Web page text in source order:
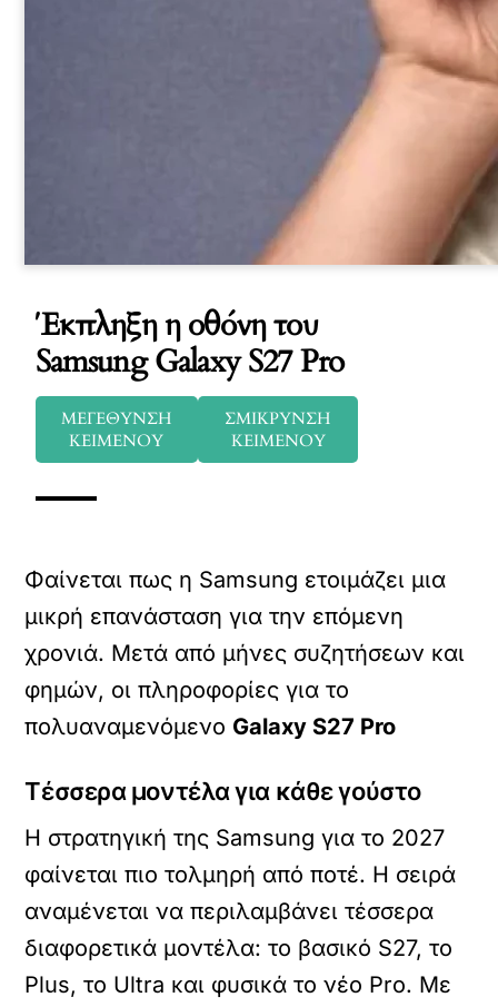
Έκπληξη η οθόνη του
Samsung Galaxy S27 Pro
ΜΕΓΕΘΥΝΣΗ
ΚΕΙΜΕΝΟΥ
ΣΜΙΚΡΥΝΣΗ
ΚΕΙΜΕΝΟΥ
Φαίνεται πως η Samsung ετοιμάζει μια
μικρή επανάσταση για την επόμενη
χρονιά. Μετά από μήνες συζητήσεων και
φημών, οι πληροφορίες για το
πολυαναμενόμενο Galaxy S27 Pro
Τέσσερα μοντέλα για κάθε γούστο
Η στρατηγική της Samsung για το 2027
φαίνεται πιο τολμηρή από ποτέ. Η σειρά
αναμένεται να περιλαμβάνει τέσσερα
διαφορετικά μοντέλα: το βασικό S27, το
Plus, το Ultra και φυσικά το νέο Pro. Με